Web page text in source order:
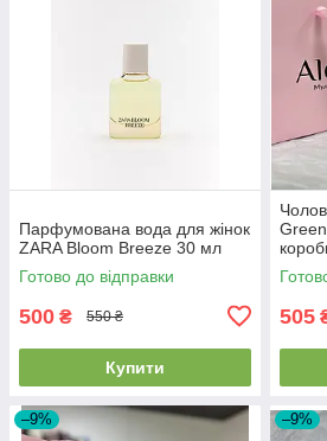
Парфумована вода для жінок
ZARA Bloom Breeze 30 мл
Готово до відправки
500 ₴ 550 ₴
Купити
505
–9% –9%